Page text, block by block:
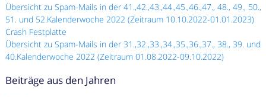
Übersicht zu Spam-Mails in der 41.,42.,43.,44.,45.,46.,47., 48., 49., 50.,
51. und 52.Kalenderwoche 2022 (Zeitraum 10.10.2022-01.01.2023)
Crash Festplatte
Übersicht zu Spam-Mails in der 31.,32.,33.,34.,35.,36.,37., 38., 39. und
40.Kalenderwoche 2022 (Zeitraum 01.08.2022-09.10.2022)
Beiträge aus den Jahren